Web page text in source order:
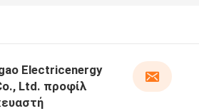
Electricenergy
Ltd. προφίλ